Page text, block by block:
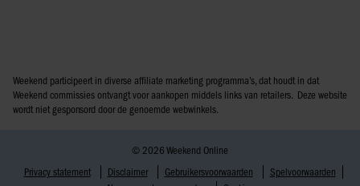
Weekend participeert in diverse affiliate marketing programma’s, dat houdt in dat
Weekend commissies ontvangt voor aankopen middels links van retailers. Deze website
wordt niet gesponsord door de genoemde webwinkels.
© 2026 Weekend Online
Privacy statement
Disclaimer Gebruikersvoorwaarden
Spelvoorwaarden